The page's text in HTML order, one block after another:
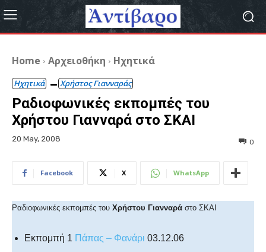
Home Αρχειοθήκη Ηχητικά
Ηχητικά Χρήστος Γιανναράς
Ραδιοφωνικές εκπομπές του
Χρήστου Γιανναρά στο ΣΚΑΙ
20 May, 2008 0
Facebook X WhatsApp
Ραδιοφωνικές εκπομπές του Χρήστου Γιανναρά στο ΣΚΑΙ
Εκπομπή 1 Πάπας – Φανάρι 03.12.06